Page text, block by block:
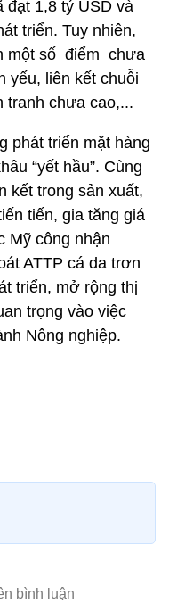
đạt 1,8 tỷ USD và
triển. Tuy nhiên,
một số điểm chưa
yếu, liên kết chuỗi
tranh chưa cao,...
phát triển mặt hàng
“yết hầu”. Cùng
kết trong sản xuất,
tiến, gia tăng giá
Mỹ công nhận
ATTP cá da trơn
triển, mở rộng thị
trọng vào việc
Nông nghiệp.